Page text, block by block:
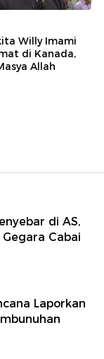
Willy Imami
di Kanada,
Allah
di AS,
Cabai
Laporkan